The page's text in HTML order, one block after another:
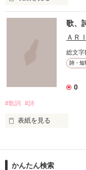
道は、浅く
無知を振りかざして
嘘つきな私は
満たされることのない
絶えず支配し続けては
いつか辿り着けるまで
歌、
ＡＲ
総文
詩・短
0
#歌詞 #詩
表紙を見る
かんたん検索